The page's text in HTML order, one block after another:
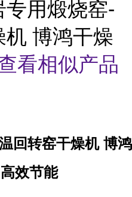
专用煅烧窑-
博鸿干燥
看相似产品
回转窑干燥机 博鸿
效节能